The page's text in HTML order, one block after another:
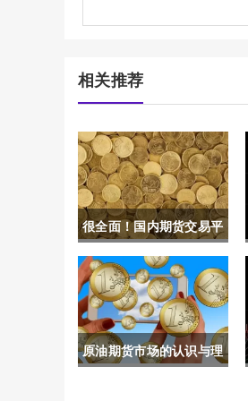
相关推荐
很全面！国内期货交易平
台开户（帮助投资者顺利
开启期货交易之旅）
原油期货市场的认识与理